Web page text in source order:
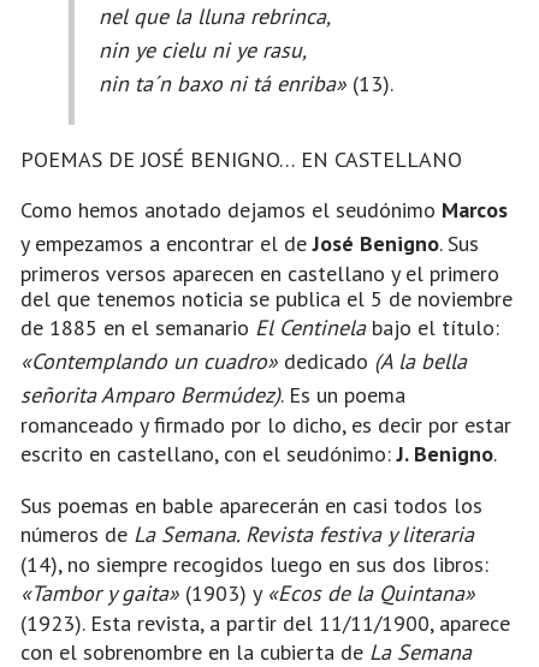
nel que la lluna rebrinca,
nin ye cielu ni ye rasu,
nin ta´n baxo ni tá enriba» (13).
POEMAS DE JOSÉ BENIGNO… EN CASTELLANO
Como hemos anotado dejamos el seudónimo Marcos
y empezamos a encontrar el deJosé Benigno. Sus
primeros versos aparecen en castellano y el primero
del que tenemos noticia se publica el 5 de noviembre
de 1885 en el semanario El Centinelabajo el título:
«Contemplando un cuadro» dedicado (A la bella
señorita Amparo Bermúdez). Es un poema
romanceado y firmado por lo dicho, es decir por estar
escrito en castellano, con el seudónimo:J. Benigno.
Sus poemas en bable aparecerán en casi todos los
números de La Semana. Revista festiva y literaria
(14), no siempre recogidos luego en sus dos libros:
«Tambor y gaita» (1903) y «Ecos de la Quintana»
(1923). Esta revista, a partir del 11/11/1900, aparece
con el sobrenombre en la cubierta de La Semana